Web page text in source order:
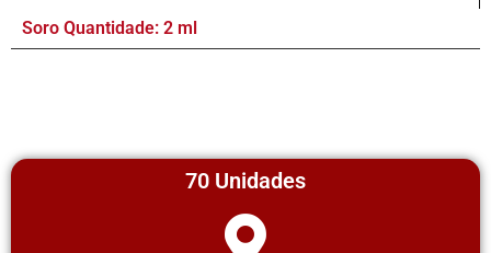
Soro Quantidade: 2 ml
70 Unidades